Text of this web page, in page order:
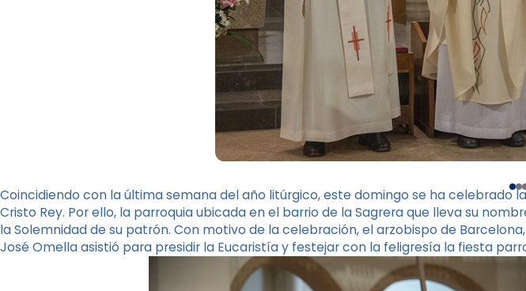
Coincidiendo con la última semana del año litúrgico, este domingo se ha celebrado
Cristo Rey. Por ello, la parroquia ubicada en el barrio de la Sagrera que lleva su
la Solemnidad de su patrón. Con motivo de la celebración, el arzobispo de
José Omella asistió para presidir la Eucaristía y festejar con la feligresía la fiesta